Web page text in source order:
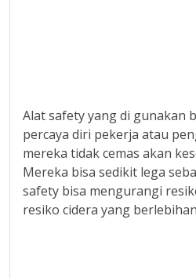
Alat safety yang di gunakan
percaya diri pekerja atau
mereka tidak cemas akan
Mereka bisa sedikit lega
safety bisa mengurangi
resiko cidera yang